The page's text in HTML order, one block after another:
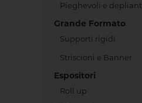
Pieghevoli e depliant
Grande Formato
Supporti rigidi
Striscioni e Banner
Espositori
Roll up